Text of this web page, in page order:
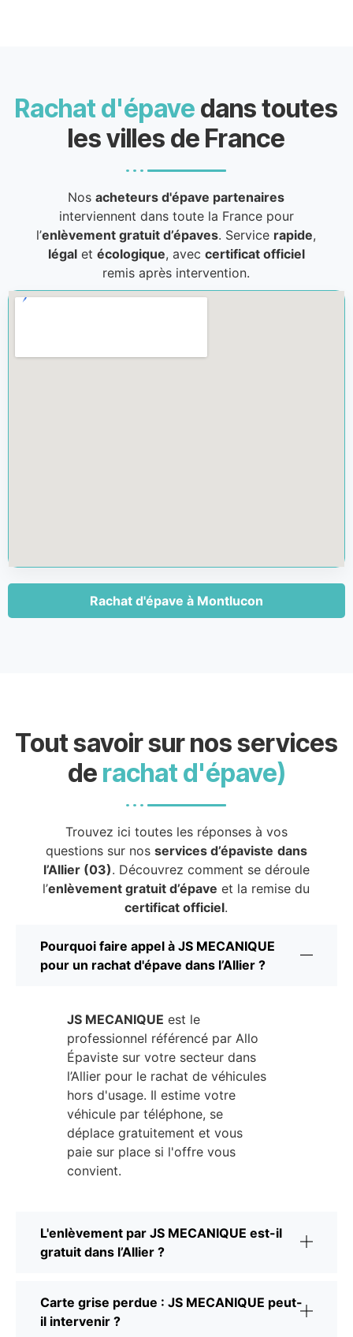
Rachat d'épave dans toutes
les villes de France
Nosacheteurs d'épave partenaires
interviennent dans toute la France pour
l’enlèvement gratuit d’épaves. Service rapide,
légalet écologique, avec certificat officiel
remis après intervention.
Rachat d'épave à Montlucon
Tout savoir sur nos services
de rachat d'épave)
Trouvez ici toutes les réponses à vos
questions sur nos services d’épaviste dans
l’Allier (03). Découvrez comment se déroule
l’enlèvement gratuit d’épave et la remise du
certificat officiel.
Pourquoi faire appel à JS MECANIQUE
pour un rachat d'épave dans l’Allier ?
JS MECANIQUE est le
professionnel référencé par Allo
Épaviste sur votre secteur dans
l’Allier pour le rachat de véhicules
hors d'usage. Il estime votre
véhicule par téléphone, se
déplace gratuitement et vous
paie sur place si l'offre vous
convient.
L'enlèvement par JS MECANIQUE est-il
gratuit dans l’Allier ?
Carte grise perdue : JS MECANIQUE peut-
il intervenir ?